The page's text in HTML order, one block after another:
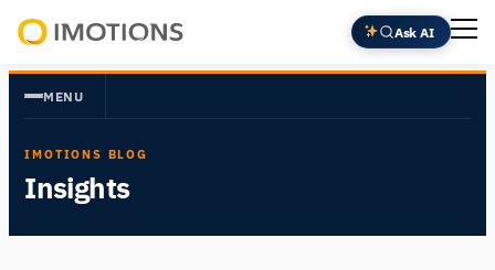
内
容
を
ス
ッ
Insight
Ask AI
MENU
IMOTIONS BLOG
Insights